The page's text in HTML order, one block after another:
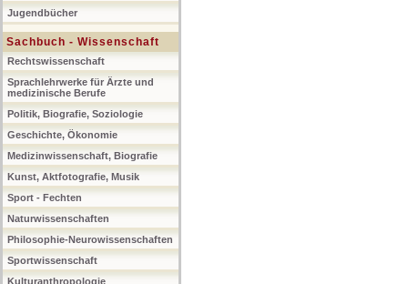
Jugendbücher
Sachbuch - Wissenschaft
Rechtswissenschaft
Sprachlehrwerke für Ärzte und
medizinische Berufe
Politik, Biografie, Soziologie
Geschichte, Ökonomie
Medizinwissenschaft, Biografie
Kunst, Aktfotografie, Musik
Sport - Fechten
Naturwissenschaften
Philosophie-Neurowissenschaften
Sportwissenschaft
Kulturanthropologie